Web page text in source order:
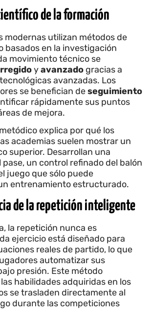
de la formación
modernas utilizan métodos de
basados en la investigación
movimiento técnico se
yavanzado gracias a
avanzadas. Los
se benefician deseguimiento
rápidamente sus puntos
de mejora.
explica por qué los
academias suelen mostrar un
superior. Desarrollan una
pase, un control refinado del balón
juego que sólo puede
entrenamiento estructurado.
de la repetición inteligente
la repetición nunca es
ejercicio está diseñado para
reales de partido, lo que
automatizar sus
presión. Este método
habilidades adquiridas en los
se trasladen directamente al
durante las competiciones